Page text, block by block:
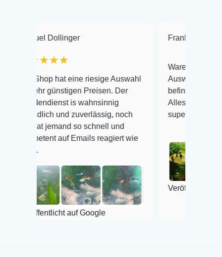
hat eine riesige Auswahl
günstigen Preisen. Der
is wahnsinnig
und zuverlässig, noch
so schnell und
auf Emails reagiert wie
auf Google
Frank Hackmayer
Warenanlieferung Top und
Auswahl plus
befinden der Fische
Alles ist quick lebendig
super Zustand. Gerne
Veröffentlicht auf Google